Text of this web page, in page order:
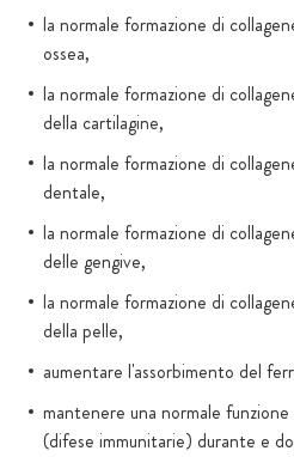
la normale formazione di
ossea,
la normale formazione di
della cartilagine,
la normale formazione di
dentale,
la normale formazione di
delle gengive,
la normale formazione di
della pelle,
aumentare l'assorbimento del
mantenere una normale
(difese immunitarie) durante e